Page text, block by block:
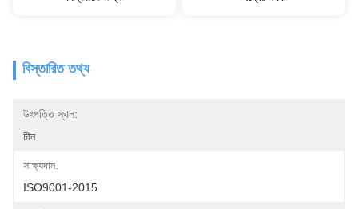
বিস্তারিত তথ্য
উৎপত্তি স্থল:
চীন
সাক্ষ্যদান:
ISO9001-2015